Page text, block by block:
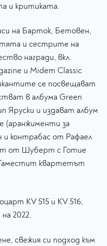
и критиката.
на Барток, Бетовен,
и сестрите на
награди, вкл.
и Midem Classic
се посвещават
в албума Green
Яруски и издават албум
(аранжименти за
контрабас от Рафаел
от Шуберт с Готие
квартетът
KV 515 и KV 516,
2022.
свежия си подход към